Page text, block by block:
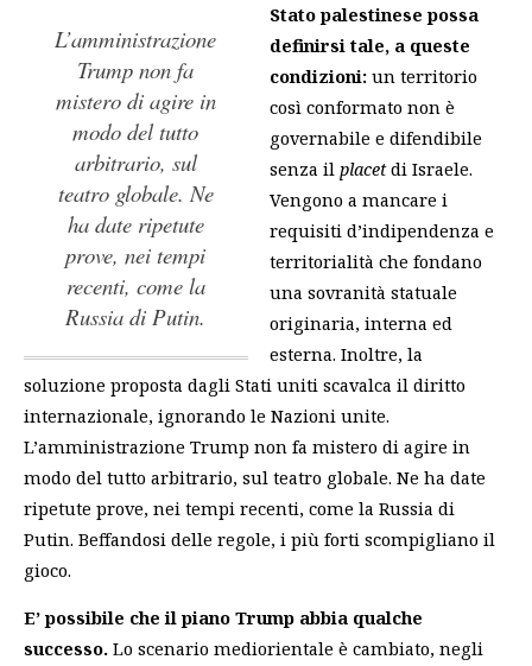
L’amministrazione
Trump non fa
mistero di agire in
modo del tutto
arbitrario, sul
teatro globale. Ne
ha date ripetute
prove, nei tempi
recenti, come la
Russia di Putin.
Stato palestinese possa
definirsi tale, a queste
condizioni:un territorio
così conformato non è
governabile e difendibile
senza il placetdi Israele.
Vengono a mancare i
requisiti d’indipendenza e
territorialità che fondano
una sovranità statuale
originaria, interna ed
esterna. Inoltre, la
soluzione proposta dagli Stati uniti scavalca il diritto
internazionale, ignorando le Nazioni unite.
L’amministrazione Trump non fa mistero di agire in
modo del tutto arbitrario, sul teatro globale. Ne ha date
ripetute prove, nei tempi recenti, come la Russia di
Putin. Beffandosi delle regole, i più forti scompigliano il
gioco.
E’ possibile che il piano Trump abbia qualche
successo. Lo scenario mediorientale è cambiato, negli